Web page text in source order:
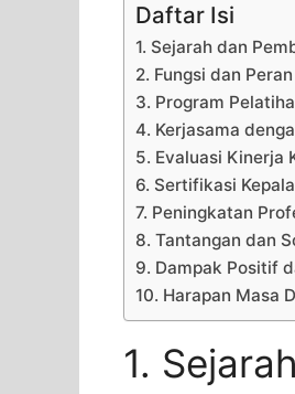
Daftar Isi
1. Sejarah dan
2. Fungsi dan Peran
3. Program
4. Kerjasama
5. Evaluasi Kinerja
6. Sertifikasi
7. Peningkatan
8. Tantangan dan
9. Dampak Positif
10. Harapan Masa
1.